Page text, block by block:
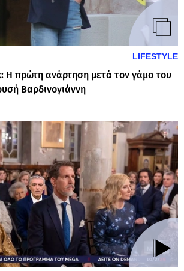
LIFESTYLE
Η πρώτη ανάρτηση μετά τον γάμο του
Βαρδινογιάννη